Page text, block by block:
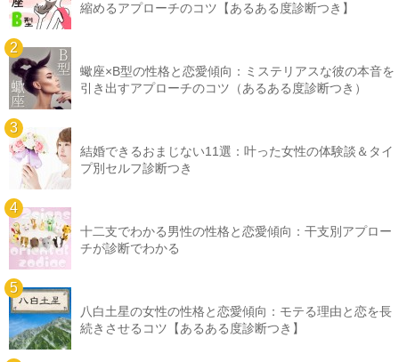
縮めるアプローチのコツ【あるある度診断つき】
蠍座×B型の性格と恋愛傾向：ミステリアスな彼の本音を
引き出すアプローチのコツ（あるある度診断つき）
結婚できるおまじない11選：叶った女性の体験談＆タイ
プ別セルフ診断つき
十二支でわかる男性の性格と恋愛傾向：干支別アプロー
チが診断でわかる
八白土星の女性の性格と恋愛傾向：モテる理由と恋を長
続きさせるコツ【あるある度診断つき】